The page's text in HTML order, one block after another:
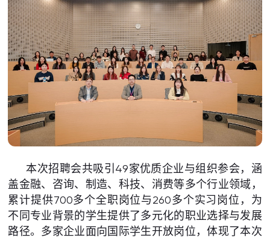
本次招聘会共吸引49家优质企业与组织参会，涵
盖金融、咨询、制造、科技、消费等多个行业领域，
累计提供700多个全职岗位与260多个实习岗位，为
不同专业背景的学生提供了多元化的职业选择与发展
路径。多家企业面向国际学生开放岗位，体现了本次